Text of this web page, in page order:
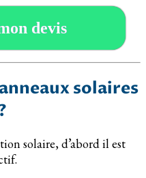
devis
solaires
solaire, d’abord il est